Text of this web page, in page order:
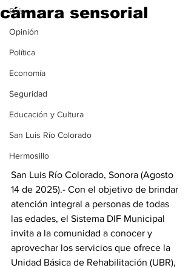
País
Opinión
Política
Economía
Seguridad
Educación y Cultura
San Luis Río Colorado
Hermosillo
cámara sensorial
San Luis Río Colorado, Sonora (Agosto
14 de 2025).- Con el objetivo de brindar
atención integral a personas de todas
las edades, el Sistema DIF Municipal
invita a la comunidad a conocer y
aprovechar los servicios que ofrece la
Unidad Básica de Rehabilitación (UBR),